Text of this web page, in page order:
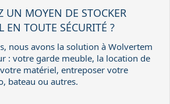
UN MOYEN DE STOCKER
EN TOUTE SÉCURITÉ ?
nous avons la solution à Wolvertem
: votre garde meuble, la location de
matériel, entreposer votre
bateau ou autres.